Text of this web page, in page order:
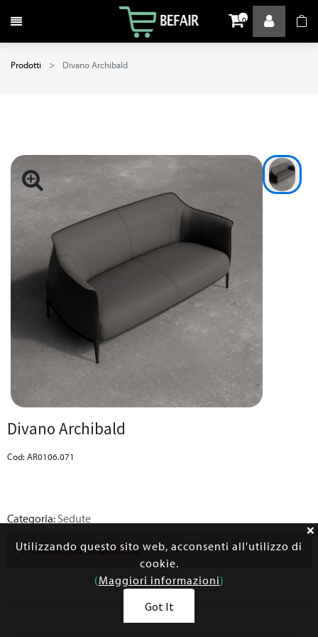
Attiva / disattiva la navigazione 0
Prodotti Divano Archibald
Divano Archibald
Cod: AR0106.071
Categoria: Sedute
Prodotto non disponibile
Utilizzando questo sito web, acconsenti all'utilizzo di
cookie.
(Maggiori informazioni)
Got It